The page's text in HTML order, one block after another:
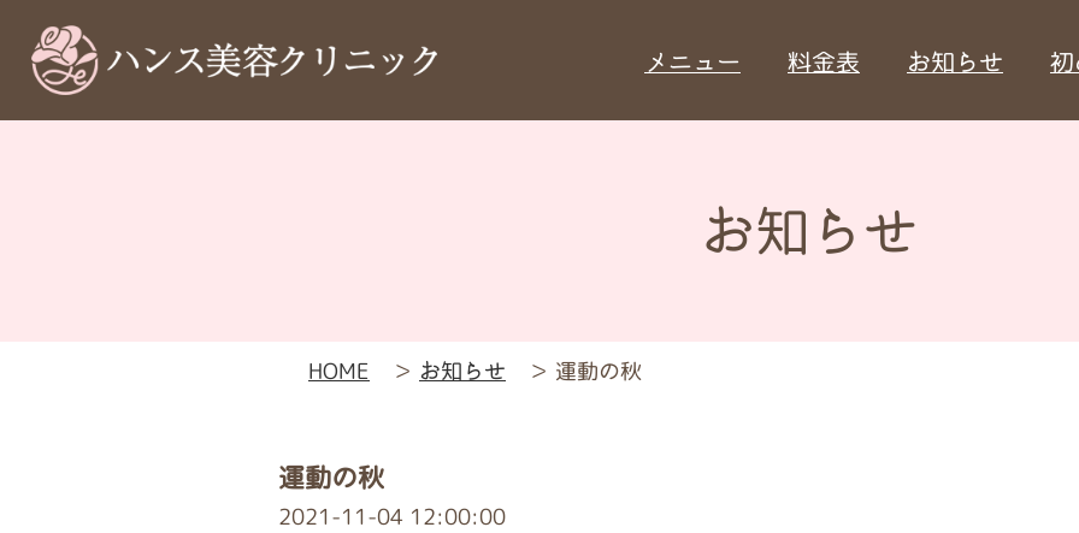
メニュー 料金表 お知らせ
お知らせ
HOME ＞ お知らせ ＞ 運動の秋
運動の秋
2021-11-04 12:00:00